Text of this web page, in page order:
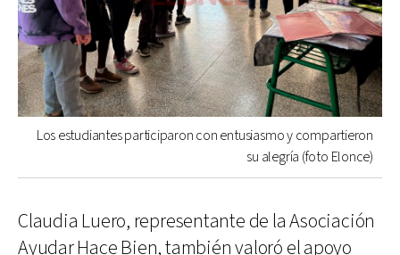
Los estudiantes participaron con entusiasmo y compartieron
su alegría (foto Elonce)
Claudia Luero, representante de la Asociación
Ayudar Hace Bien, también valoró el apoyo